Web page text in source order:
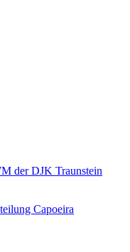
der DJK Traunstein
Capoeira